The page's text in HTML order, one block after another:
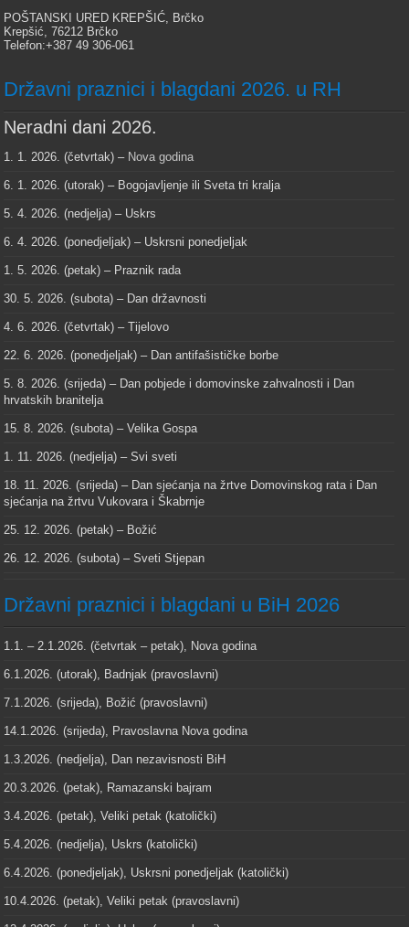
POŠTANSKI URED KREPŠIĆ, Brčko
Krepšić, 76212 Brčko
Telefon:+387 49 306-061
Državni praznici i blagdani 2026. u RH
Neradni dani 2026.
1. 1. 2026. (četvrtak) – Nova godina
6. 1. 2026. (utorak) – Bogojavljenje ili Sveta tri kralja
5. 4. 2026. (nedjelja) – Uskrs
6. 4. 2026. (ponedjeljak) – Uskrsni ponedjeljak
1. 5. 2026. (petak) – Praznik rada
30. 5. 2026. (subota) – Dan državnosti
4. 6. 2026. (četvrtak) – Tijelovo
22. 6. 2026. (ponedjeljak) – Dan antifašističke borbe
5. 8. 2026. (srijeda) – Dan pobjede i domovinske zahvalnosti i Dan
hrvatskih branitelja
15. 8. 2026. (subota) – Velika Gospa
1. 11. 2026. (nedjelja) – Svi sveti
18. 11. 2026. (srijeda) – Dan sjećanja na žrtve Domovinskog rata i Dan
sjećanja na žrtvu Vukovara i Škabrnje
25. 12. 2026. (petak) – Božić
26. 12. 2026. (subota) – Sveti Stjepan
Državni praznici i blagdani u BiH 2026
1.1. – 2.1.2026. (četvrtak – petak), Nova godina
6.1.2026. (utorak), Badnjak (pravoslavni)
7.1.2026. (srijeda), Božić (pravoslavni)
14.1.2026. (srijeda), Pravoslavna Nova godina
1.3.2026. (nedjelja), Dan nezavisnosti BiH
20.3.2026. (petak), Ramazanski bajram
3.4.2026. (petak), Veliki petak (katolički)
5.4.2026. (nedjelja), Uskrs (katolički)
6.4.2026. (ponedjeljak), Uskrsni ponedjeljak (katolički)
10.4.2026. (petak), Veliki petak (pravoslavni)